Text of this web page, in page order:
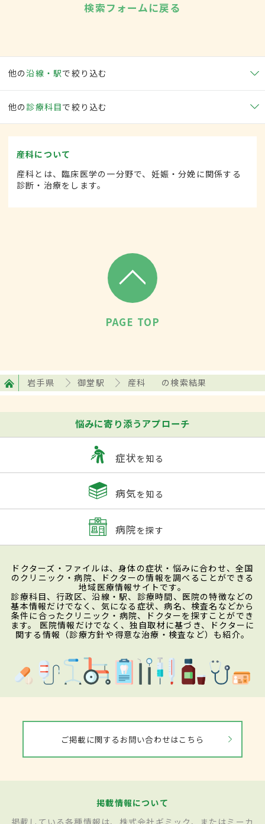
検索フォームに戻る
他の沿線・駅で絞り込む
他の 診療科目で絞り込む
産科について
産科とは、臨床医学の一分野で、妊娠・分娩に関係する
診断・治療をします。
PAGE TOP
岩手県 御堂駅 産科 の検索結果
悩みに寄り添うアプローチ
症状を知る
病気を知る
病院を探す
ドクターズ・ファイルは、身体の症状・悩みに合わせ、全国
のクリニック・病院、ドクターの情報を調べることができる
地域医療情報サイトです。
診療科目、行政区、沿線・駅、診療時間、医院の特徴などの
基本情報だけでなく、気になる症状、病名、検査名などから
条件に合ったクリニック・病院、ドクターを探すことができ
ます。 医院情報だけでなく、独自取材に基づき、ドクターに
関する情報（診療方針や得意な治療・検査など）も紹介。
ご掲載に関するお問い合わせはこちら
掲載情報について